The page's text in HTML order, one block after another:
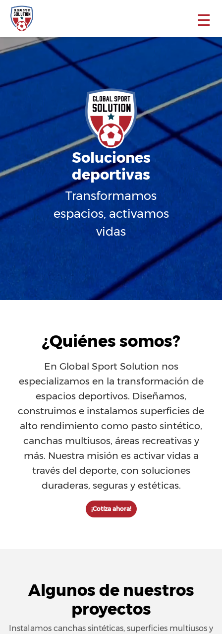
☰
Soluciones
deportivas
Transformamos
espacios, activamos
vidas
¿Quiénes somos?
En Global Sport Solution nos
especializamos en la transformación de
espacios deportivos. Diseñamos,
construimos e instalamos superficies de
alto rendimiento como pasto sintético,
canchas multiusos, áreas recreativas y
más. Nuestra misión es activar vidas a
través del deporte, con soluciones
duraderas, seguras y estéticas.
¡Cotíza ahora!
Algunos de nuestros
proyectos
Instalamos canchas sintéticas, superficies multiusos y